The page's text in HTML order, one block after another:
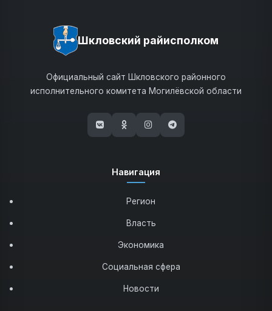
Шкловский райисполком
Официальный сайт Шкловского районного
исполнительного комитета Могилёвской области
(открывается в новом окне)
(открывается в новом окне)
(открывается в новом окне)
(открывается в новом
Навигация
Регион
Власть
Экономика
Социальная сфера
Новости